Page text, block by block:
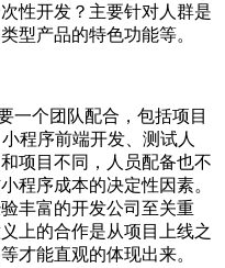
性开发？主要针对人群是
型产品的特色功能等。
个团队配合，包括项目
程序前端开发、测试人
项目不同，人员配备也不
程序成本的决定性因素。
丰富的开发公司至关重
上的合作是从项目上线之
才能直观的体现出来。